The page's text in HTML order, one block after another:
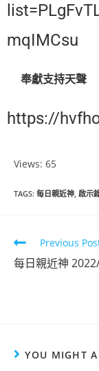
mqIMCsu
奉獻支持天聲
https://
Views: 65
TAGS: 每日親近神, 啟示
Previous
每日親近神
YOU MIGHT